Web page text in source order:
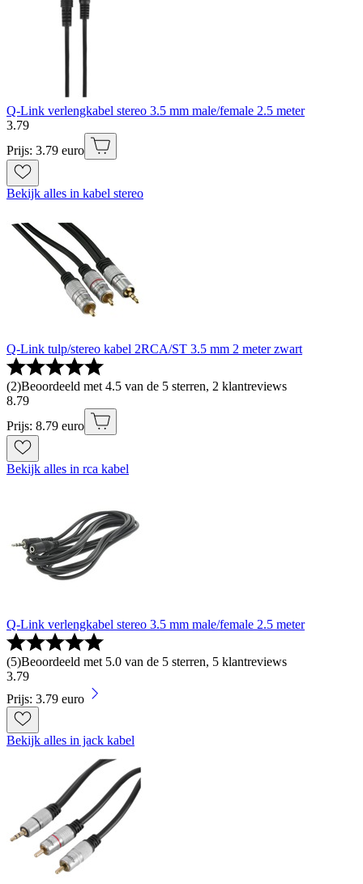
Q-Link verlengkabel stereo 3.5 mm male/female 2.5 meter
3.79
Prijs: 3.79 euro
Bekijk alles in kabel stereo
Q-Link tulp/stereo kabel 2RCA/ST 3.5 mm 2 meter zwart
(2)Beoordeeld met 4.5 van de 5 sterren, 2 klantreviews
8.79
Prijs: 8.79 euro
Bekijk alles in rca kabel
Q-Link verlengkabel stereo 3.5 mm male/female 2.5 meter
(5)Beoordeeld met 5.0 van de 5 sterren, 5 klantreviews
3.79
Prijs: 3.79 euro
Bekijk alles in jack kabel